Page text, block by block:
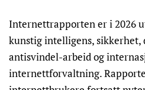
Internettrapporten er i 2026
kunstig intelligens, sikkerhet,
antisvindel-arbeid og
internettforvaltning.